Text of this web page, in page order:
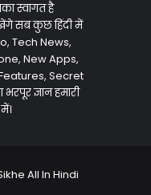
स्वागत है
सब कुछ हिंदी में
Tech News,
New Apps,
Secret
ज्ञान हमारी
All In Hindi